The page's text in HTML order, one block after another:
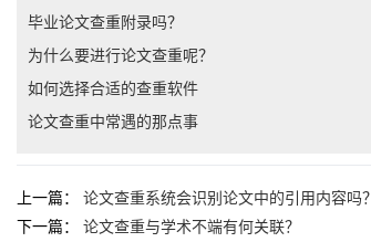
毕业论文查重附录吗？
为什么要进行论文查重呢？
如何选择合适的查重软件
论文查重中常遇的那点事
上一篇： 论文查重系统会识别论文中的引用内容吗？
下一篇： 论文查重与学术不端有何关联？